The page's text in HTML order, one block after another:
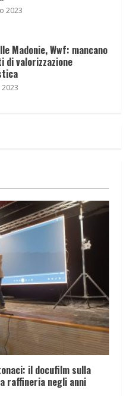
2023
Madonie, Wwf: mancano
di valorizzazione
il docufilm sulla
raffineria negli anni